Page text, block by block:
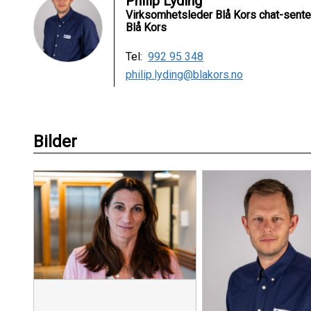
Virksomhetsleder Blå Kors chat-
Blå Kors
Tel: 992 95 348
philip.lyding@blakors.no
Bilder